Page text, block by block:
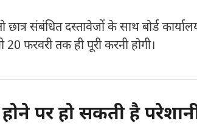
छात्र संबंधित दस्तावेजों के साथ बोर्ड
20 फरवरी तक ही पूरी करनी होगी।
पर हो सकती है